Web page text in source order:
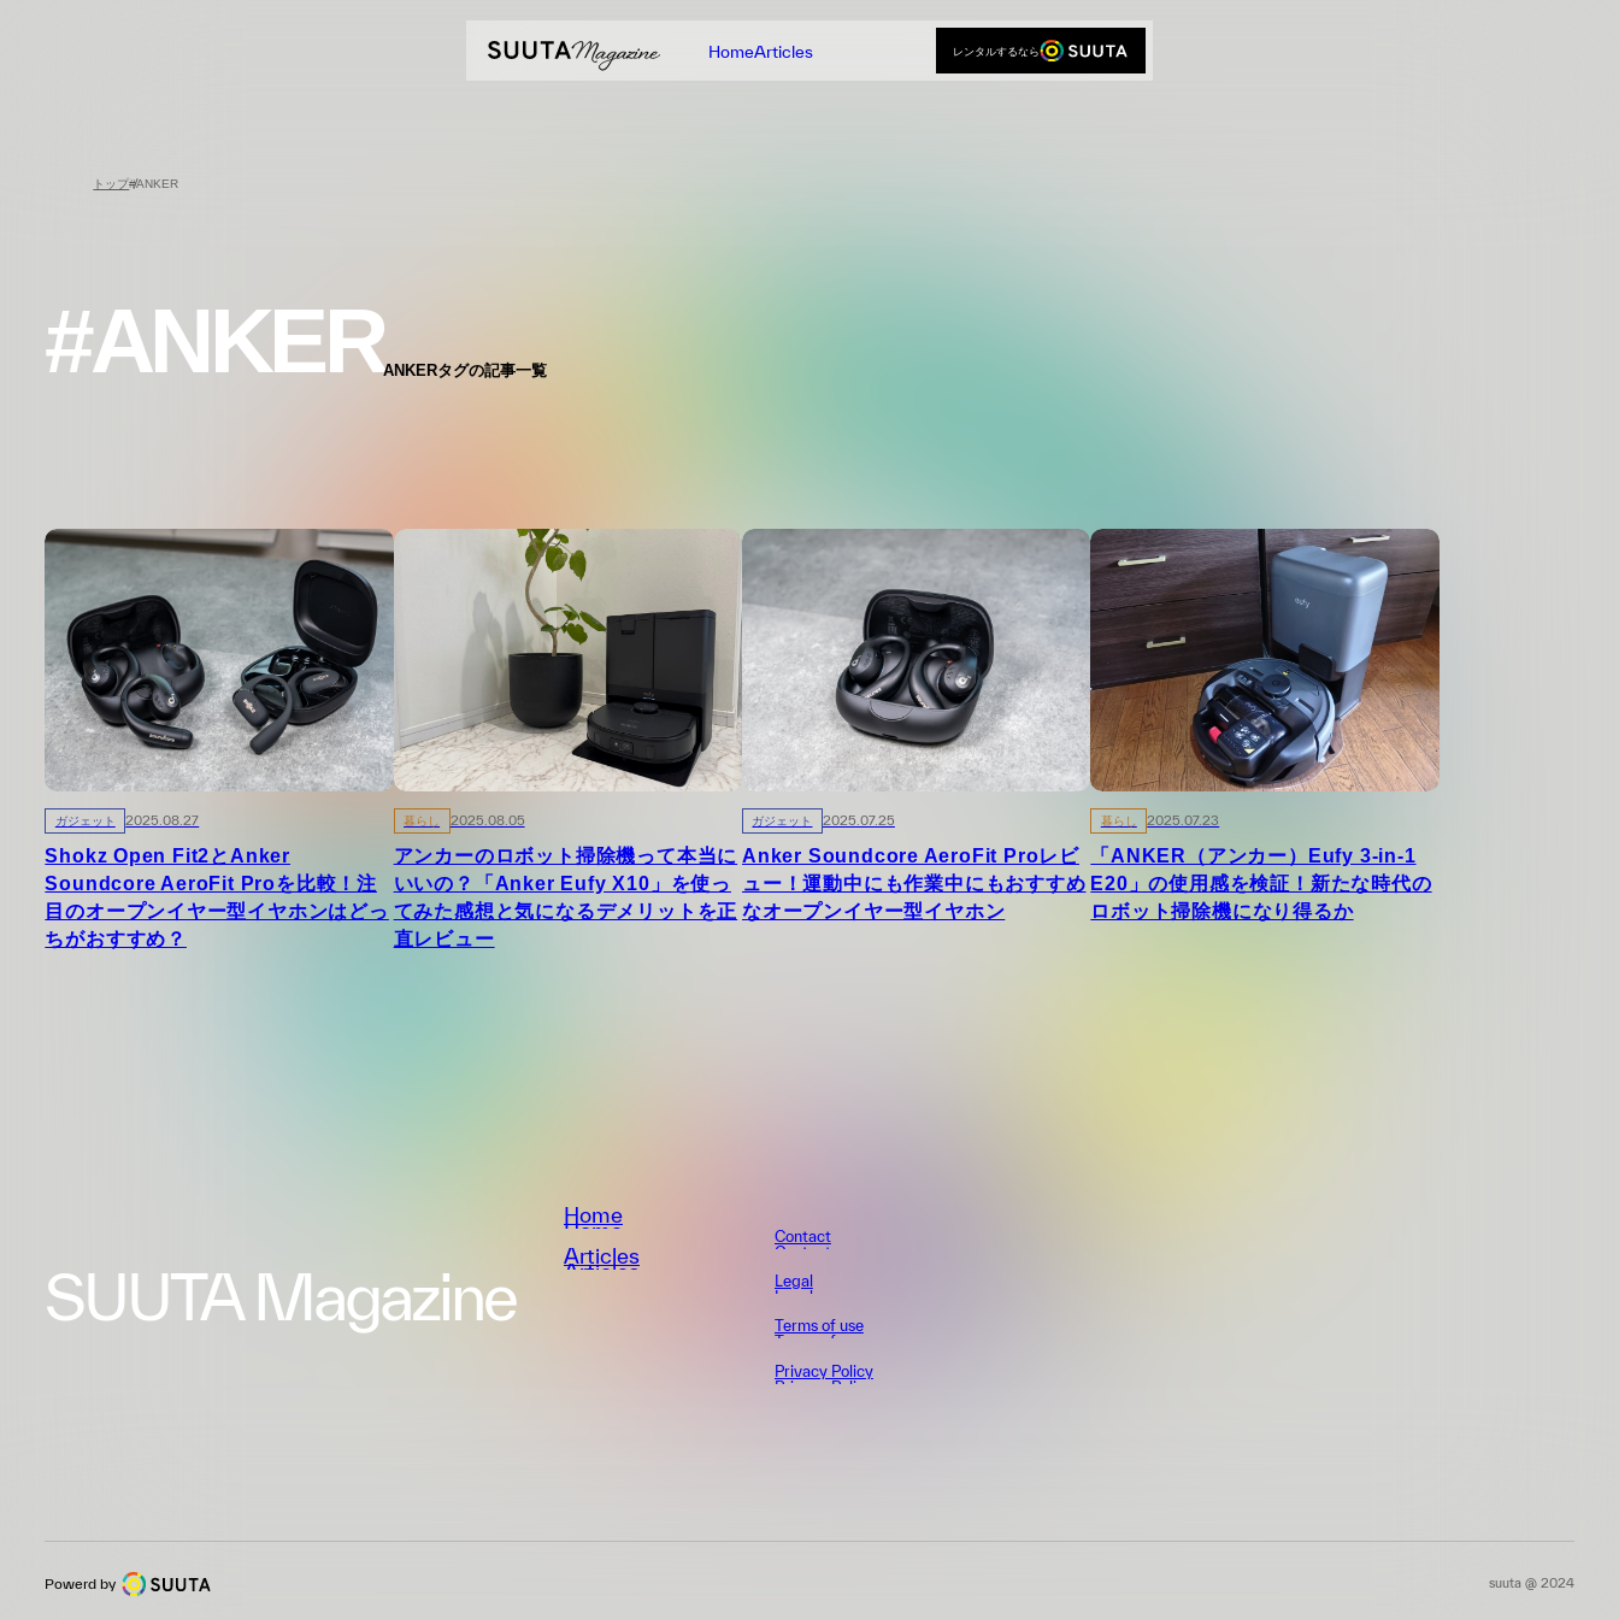
HomeArticles
レンタルするなら
トップ#ANKER
#ANKERANKERタグの記事一覧
ガジェット 2025.08.27
Shokz Open Fit2とAnker
Soundcore AeroFit Proを比較！注
目のオープンイヤー型イヤホンはどっ
ちがおすすめ？
暮らし 2025.08.05
アンカーのロボット掃除機って本当に
いいの？「Anker Eufy X10」を使っ
てみた感想と気になるデメリットを正
直レビュー
ガジェット 2025.07.25
Anker Soundcore AeroFit Proレビ
ュー！運動中にも作業中にもおすすめ
なオープンイヤー型イヤホン
暮らし 2025.07.23
「ANKER（アンカー）Eufy 3-in-1
E20」の使用感を検証！新たな時代の
ロボット掃除機になり得るか
SUUTA Magazine
Home
Home
Articles
Articles
Contact
Contact
Legal
Legal
Terms of use
Terms of use
Privacy Policy
Privacy Policy
Powerd by suuta @ 2024